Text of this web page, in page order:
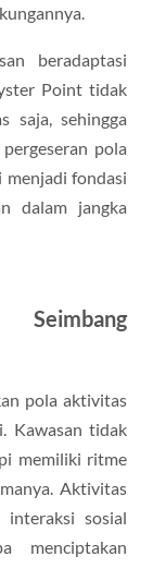
beradaptasi
Point tidak
saja, sehingga
pola
menjadi fondasi
dalam jangka
pola aktivitas
Kawasan tidak
memiliki ritme
Aktivitas
interaksi sosial
menciptakan